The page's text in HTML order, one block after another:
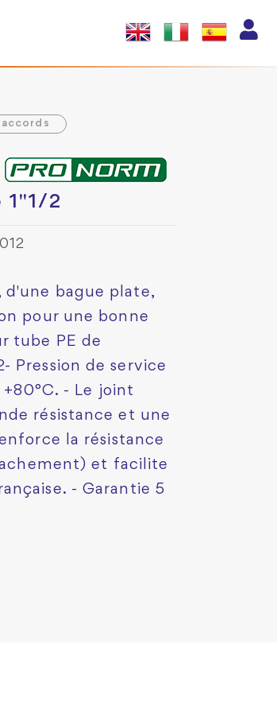
1"1/2
d'une bague plate,
pour une bonne
tube PE de
Pression de service
- Le joint
résistance et une
la résistance
et facilite
- Garantie 5